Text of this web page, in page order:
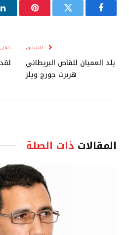
فيسبوك تويتر
السابق
بلد العميان للقاص البريطاني
هربرت جورج ويلز
التالي
المقالات ذات الصلة